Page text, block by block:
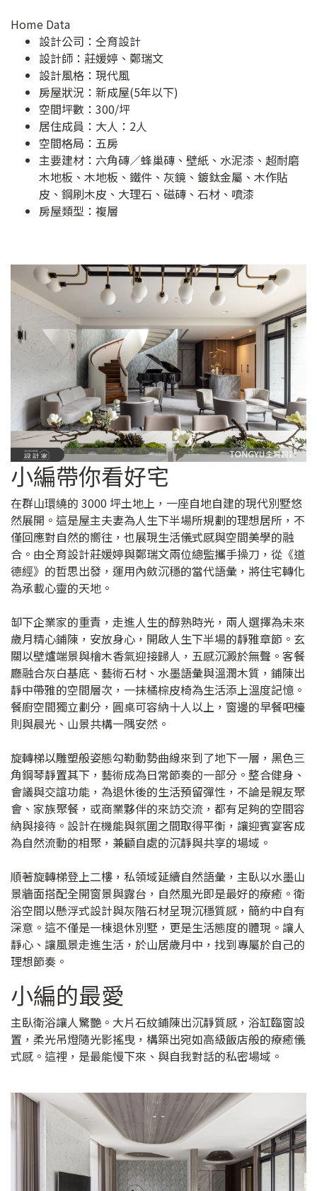
Home Data
設計公司： 仝育設計
設計師：莊媛婷、鄭瑞文
設計風格：現代風
房屋狀況：新成屋(5年以下)
空間坪數：300/坪
居住成員：大人：2人
空間格局：五房
主要建材：六角磚／蜂巢磚、壁紙、水泥漆、超耐磨
木地板、木地板、鐵件、灰鏡、鍍鈦金屬、木作貼
皮、鋼刷木皮、大理石、磁磚、石材、噴漆
房屋類型：複層
小編帶你看好宅
在群山環繞的 3000 坪土地上，一座自地自建的現代別墅悠
然展開。這是屋主夫妻為人生下半場所規劃的理想居所，不
僅回應對自然的嚮往，也展現生活儀式感與空間美學的融
合。由仝育設計莊媛婷與鄭瑞文兩位總監攜手操刀，從《道
德經》的哲思出發，運用內斂沉穩的當代語彙，將住宅轉化
為承載心靈的天地。
缷下企業家的重責，走進人生的醇熟時光，兩人選擇為未來
歲月精心鋪陳，安放身心，開啟人生下半場的靜雅章節。玄
關以壁爐端景與檜木香氣迎接歸人，五感沉澱於無聲。客餐
廳融合灰白基底、藝術石材、水墨語彙與溫潤木質，鋪陳出
靜中帶雅的空間層次，一抹橘棕皮椅為生活添上溫度記憶。
餐廚空間獨立劃分，圓桌可容納十人以上，窗邊的早餐吧檯
則與晨光、山景共構一隅安然。
旋轉梯以雕塑般姿態勾勒動勢曲線來到了地下一層，黑色三
角鋼琴靜置其下，藝術成為日常節奏的一部分。整合健身、
會議與交誼功能，為退休後的生活預留彈性，不論是親友聚
會、家族聚餐，或商業夥伴的來訪交流，都有足夠的空間容
納與接待。設計在機能與氛圍之間取得平衡，讓迎賓宴客成
為自然流動的相聚，兼顧自處的沉靜與共享的場域。
順著旋轉梯登上二樓，私領域延續自然語彙，主臥以水墨山
景牆面搭配全開窗景與露台，自然風光即是最好的療癒。衛
浴空間以懸浮式設計與灰階石材呈現沉穩質感，簡約中自有
深意。這不僅是一棟退休別墅，更是生活態度的體現。讓人
靜心、讓風景走進生活，於山居歲月中，找到專屬於自己的
理想節奏。
小編的最愛
主臥衛浴讓人驚艷。大片石紋鋪陳出沉靜質感，浴缸臨窗設
置，柔光吊燈隨光影搖曳，構築出宛如高級飯店般的療癒儀
式感。這裡，是最能慢下來、與自我對話的私密場域。